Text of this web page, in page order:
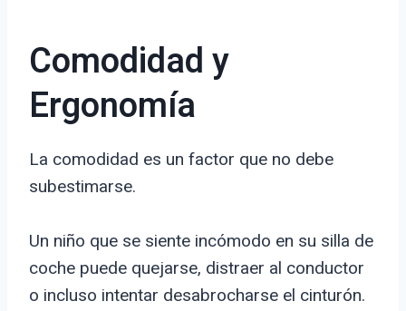
Comodidad y
Ergonomía
La comodidad es un factor que no debe
subestimarse.
Un niño que se siente incómodo en su silla de
coche puede quejarse, distraer al conductor
o incluso intentar desabrocharse el cinturón.